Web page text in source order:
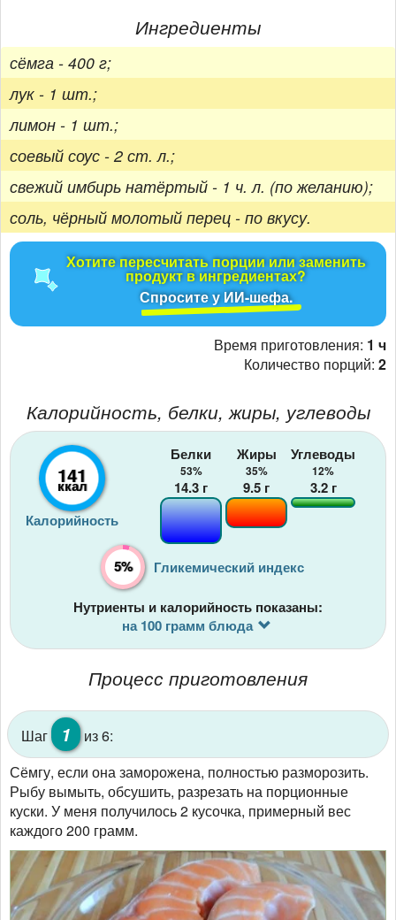
Ингредиенты
сёмга - 400 г;
лук - 1 шт.;
лимон - 1 шт.;
соевый соус - 2 ст. л.;
свежий имбирь натёртый - 1 ч. л. (по желанию);
соль, чёрный молотый перец - по вкусу.
Хотите пересчитать порции или заменить
продукт в ингредиентах?
Спросите у ИИ-шефа.
Время приготовления: 1 ч
Количество порций: 2
Калорийность, белки, жиры, углеводы
141
ккал
Калорийность
Белки
53%
14.3 г
Жиры
35%
9.5 г
Углеводы
12%
3.2г
5% Гликемический индекс
Нутриенты и калорийность показаны:
на 100 грамм блюда
Процесс приготовления
Шаг 1
из 6:
Сёмгу, если она заморожена, полностью разморозить.
Рыбу вымыть, обсушить, разрезать на порционные
куски. У меня получилось 2 кусочка, примерный вес
каждого 200 грамм.